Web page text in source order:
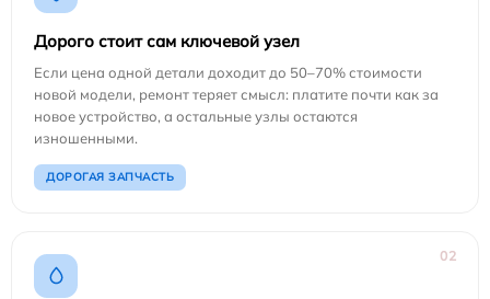
Дорого стоит сам ключевой узел
Если цена одной детали доходит до 50–70% стоимости
новой модели, ремонт теряет смысл: платите почти как за
новое устройство, а остальные узлы остаются
изношенными.
ДОРОГАЯ ЗАПЧАСТЬ
02